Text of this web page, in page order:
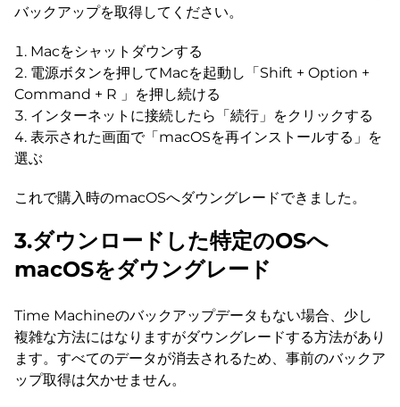
バックアップを取得してください。
Macをシャットダウンする
電源ボタンを押してMacを起動し「Shift + Option +
Command + R 」を押し続ける
インターネットに接続したら「続行」をクリックする
表示された画面で「macOSを再インストールする」を
選ぶ
これで購入時のmacOSへダウングレードできました。
3.ダウンロードした特定のOSへ
macOSをダウングレード
Time Machineのバックアップデータもない場合、少し
複雑な方法にはなりますがダウングレードする方法があり
ます。すべてのデータが消去されるため、事前のバックア
ップ取得は欠かせません。